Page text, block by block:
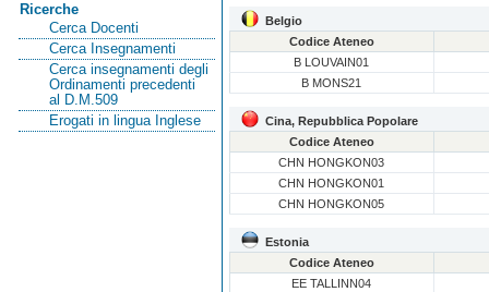
Ricerche
Cerca Docenti
Cerca Insegnamenti
Cerca insegnamenti degli
Ordinamenti precedenti
al D.M.509
Erogati in lingua Inglese
Belgio
Codice Ateneo
B LOUVAIN01
B MONS21
Cina, Repubblica Popolare
Codice Ateneo
CHN HONGKON03
CHN HONGKON01
CHN HONGKON05
Estonia
Codice Ateneo
EE TALLINN04